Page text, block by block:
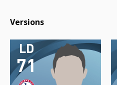
Versions
71
LD